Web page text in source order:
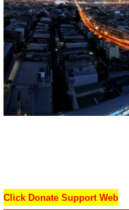
Click Donate Support Web